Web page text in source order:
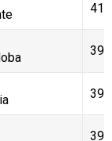
41
39
39
39